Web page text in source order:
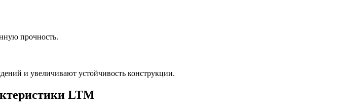
прочность.
и увеличивают устойчивость конструкции.
LTM